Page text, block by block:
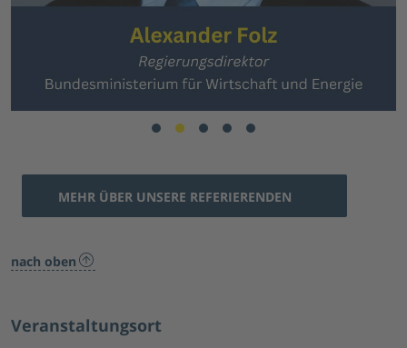
MEHR ÜBER UNSERE REFERIERENDEN
nach oben
Veranstaltungsort